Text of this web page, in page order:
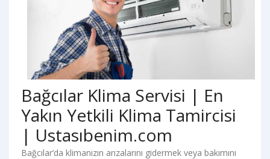
Bağcılar Klima Servisi | En
Yakın Yetkili Klima Tamircisi
| Ustasıbenim.com
Bağcılar’da klimanızın arızalarını gidermek veya bakımını